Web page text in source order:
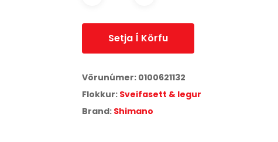
Setja Í Körfu
Vörunúmer: 0100621132
Flokkur: Sveifasett & legur
Brand: Shimano